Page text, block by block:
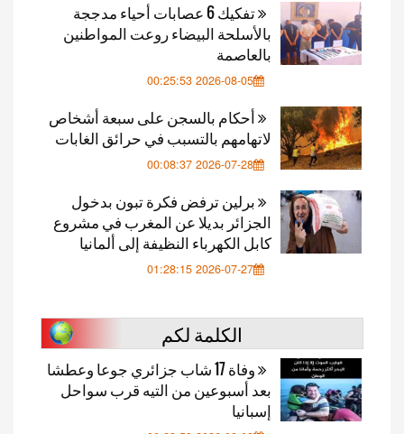
تفكيك 6 عصابات أحياء مدججة
بالأسلحة البيضاء روعت المواطنين
بالعاصمة
2026-08-05 00:25:53
أحكام بالسجن على سبعة أشخاص
لاتهامهم بالتسبب في حرائق الغابات
2026-07-28 00:08:37
برلين ترفض فكرة تبون بدخول
الجزائر بديلا عن المغرب في مشروع
كابل الكهرباء النظيفة إلى ألمانيا
2026-07-27 01:28:15
الكلمة لكم
وفاة 17 شاب جزائري جوعا وعطشا
بعد أسبوعين من التيه قرب سواحل
إسبانيا